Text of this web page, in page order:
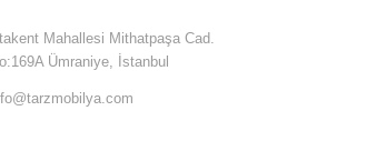
Her aşamada sizi memnun etmek için
Mahallesi Mithatpaşa Cad.
Ümraniye, İstanbul